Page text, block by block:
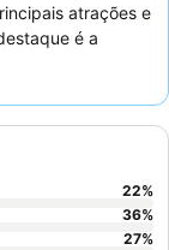
atrações e
é a
para
considere
rua.
22%
36%
27%